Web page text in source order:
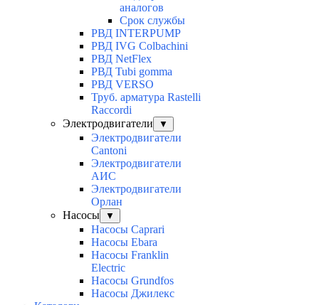
аналогов
Срок службы
РВД INTERPUMP
РВД IVG Colbachini
РВД NetFlex
РВД Tubi gomma
РВД VERSO
Труб. арматура Rastelli
Raccordi
Электродвигатели
▼
Электродвигатели
Cantoni
Электродвигатели
АИС
Электродвигатели
Орлан
Насосы
▼
Насосы Caprari
Насосы Ebara
Насосы Franklin
Electric
Насосы Grundfos
Насосы Джилекс